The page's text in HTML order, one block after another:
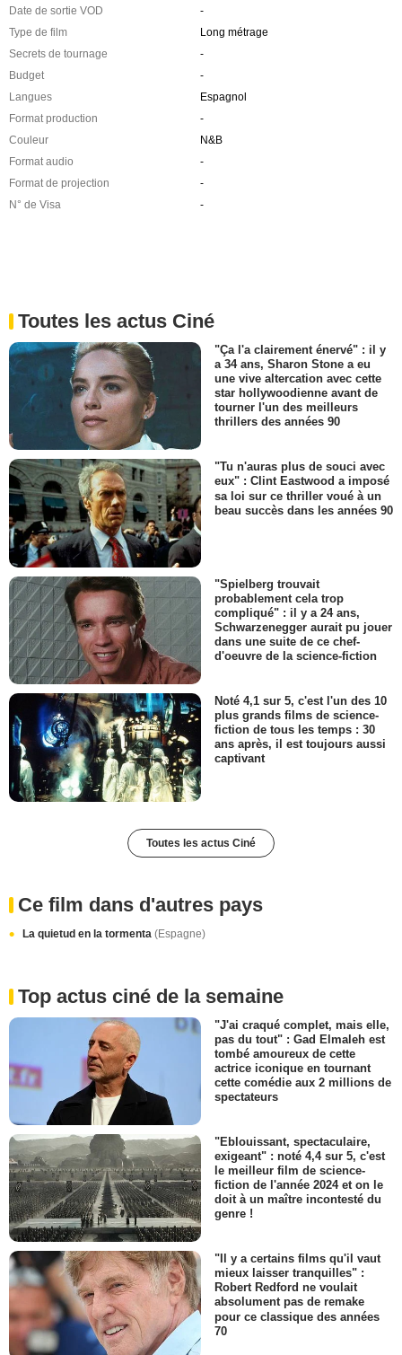
Date de sortie VOD
-
Type de film
Long métrage
Secrets de tournage
-
Budget
-
Langues
Espagnol
Format production
-
Couleur
N&B
Format audio
-
Format de projection
-
N° de Visa
-
Toutes les actus Ciné
"Ça l'a clairement énervé" : il y
a 34 ans, Sharon Stone a eu
une vive altercation avec cette
star hollywoodienne avant de
tourner l'un des meilleurs
thrillers des années 90
"Tu n'auras plus de souci avec
eux" : Clint Eastwood a imposé
sa loi sur ce thriller voué à un
beau succès dans les années 90
"Spielberg trouvait
probablement cela trop
compliqué" : il y a 24 ans,
Schwarzenegger aurait pu jouer
dans une suite de ce chef-
d'oeuvre de la science-fiction
Noté 4,1 sur 5, c'est l'un des 10
plus grands films de science-
fiction de tous les temps : 30
ans après, il est toujours aussi
captivant
Toutes les actus Ciné
Ce film dans d'autres pays
La quietud en la tormenta (Espagne)
Top actus ciné de la semaine
"J'ai craqué complet, mais elle,
pas du tout" : Gad Elmaleh est
tombé amoureux de cette
actrice iconique en tournant
cette comédie aux 2 millions de
spectateurs
"Eblouissant, spectaculaire,
exigeant" : noté 4,4 sur 5, c'est
le meilleur film de science-
fiction de l'année 2024 et on le
doit à un maître incontesté du
genre !
"Il y a certains films qu'il vaut
mieux laisser tranquilles" :
Robert Redford ne voulait
absolument pas de remake
pour ce classique des années
70